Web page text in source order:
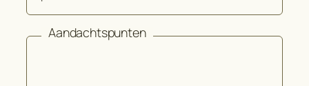
Aandachtspunten